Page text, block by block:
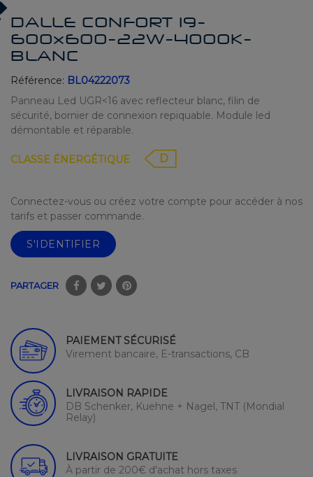
DALLE CONFORT 19-
600x600-22W-4000K-
BLANC
Référence: BL04222073
Panneau Led UGR<16 avec reflecteur blanc, filin de
sécurité, bornier de connexion repiquable. Module led
démontable et réparable.
CLASSE ÉNERGÉTIQUE D
Connectez-vous ou créez votre compte pour accéder à nos
tarifs et passer commande.
S'IDENTIFIER
PARTAGER
PAIEMENT SÉCURISÉ
Virement bancaire, E-transactions, CB
LIVRAISON RAPIDE
DB Schenker, Kuehne + Nagel, TNT (Mondial
Relay)
LIVRAISON GRATUITE
À partir de 200€ d'achat hors taxes